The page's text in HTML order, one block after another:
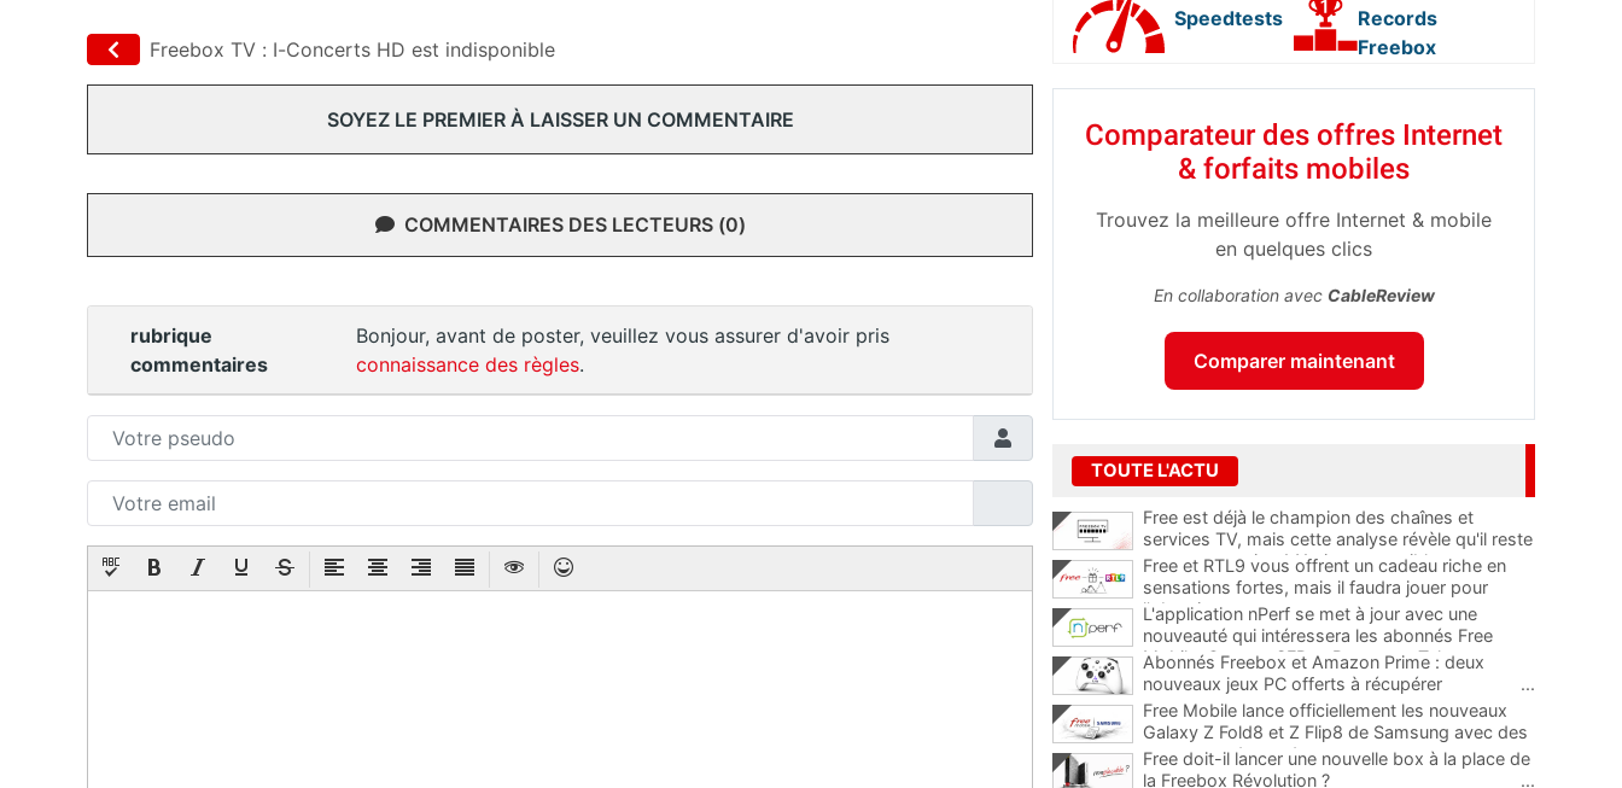
Freebox TV : I-Concerts HD est indisponible
SOYEZ LE PREMIER À LAISSER UN COMMENTAIRE
COMMENTAIRES DES LECTEURS (0)
rubrique
commentaires
Bonjour, avant de poster, veuillez vous assurer d'avoir pris
connaissance des règles.
Speedtests
Records
Freebox
Comparateur des offres Internet
& forfaits mobiles
Trouvez la meilleure offre Internet & mobile
en quelques clics
En collaboration avec CableReview
Comparer maintenant
TOUTE L'ACTU
Free est déjà le champion des chaînes et
services TV, mais cette analyse révèle qu'il reste
encore au moins 141 ajouts possibles
Free et RTL9 vous offrent un cadeau riche en
sensations fortes, mais il faudra jouer pour
l'obtenir
L'application nPerf se met à jour avec une
nouveauté qui intéressera les abonnés Free
Mobile, Orange, SFR et Bouygues Telecom
Abonnés Freebox et Amazon Prime : deux
nouveaux jeux PC offerts à récupérer
...
Free Mobile lance officiellement les nouveaux
Galaxy Z Fold8 et Z Flip8 de Samsung avec des
promos et des cadeaux
...
Free doit-il lancer une nouvelle box à la place de
la Freebox Révolution ?
...